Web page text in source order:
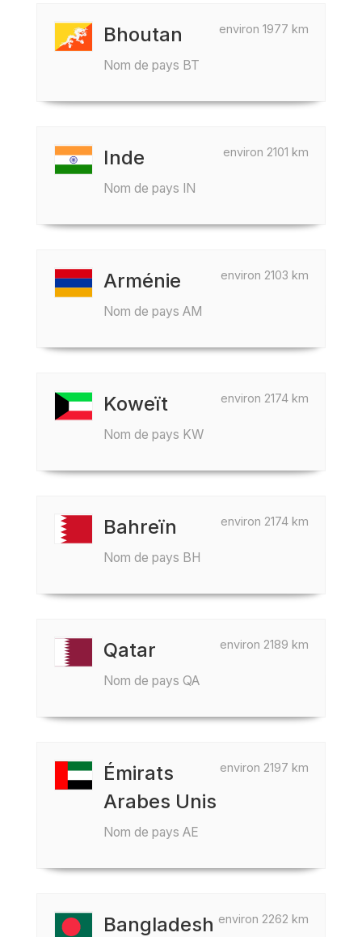
environ 1977 km
Bhoutan
Nom de pays BT
environ 2101 km
Inde
Nom de pays IN
environ 2103 km
Arménie
Nom de pays AM
environ 2174 km
Koweït
Nom de pays KW
environ 2174 km
Bahreïn
Nom de pays BH
environ 2189 km
Qatar
Nom de pays QA
environ 2197 km
Émirats
Arabes Unis
Nom de pays AE
environ 2262 km
Bangladesh